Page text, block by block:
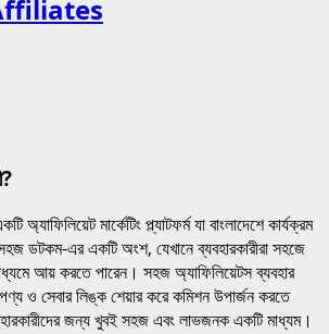
মার্কেটিং প্ল্যাটফর্ম যা বাংলাদেশে কার্যক্রম
ডটকম-এর একটি অংশ, যেখানে ব্যবহারকারীরা সহজে
আয় করতে পারেন। সহজ অ্যাফিলিয়েটস ব্যবহার
পণ্য ও সেবার লিঙ্ক শেয়ার করে কমিশন উপার্জন করতে
জন্য খুবই সহজ এবং লাভজনক একটি মাধ্যম।